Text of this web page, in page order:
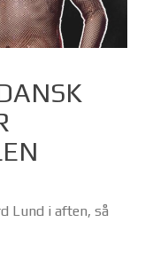
Lund i aften, så